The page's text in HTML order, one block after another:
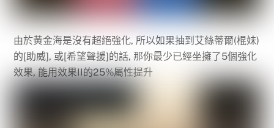
由於黃金海是沒有超絕強化, 所以如果抽到艾絲蒂爾(棍妹)
的[助威], 或[希望聲援]的話, 那你最少已經坐擁了5個強化
效果, 能用效果II的25%屬性提升